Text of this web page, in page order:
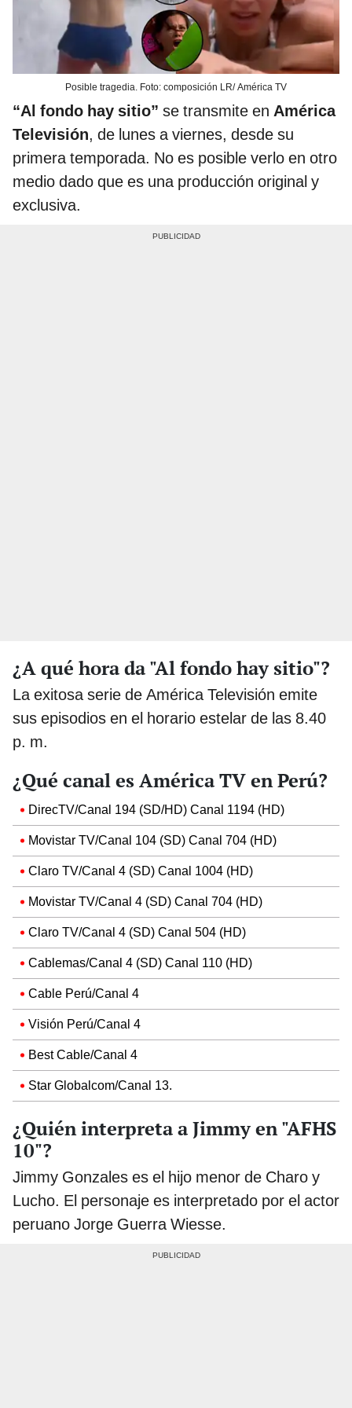
Posible tragedia. Foto: composición LR/ América TV
“Al fondo hay sitio” se transmite en América
Televisión, de lunes a viernes, desde su
primera temporada. No es posible verlo en otro
medio dado que es una producción original y
exclusiva.
¿A qué hora da "Al fondo hay sitio"?
La exitosa serie de América Televisión emite
sus episodios en el horario estelar de las 8.40
p. m.
¿Qué canal es América TV en Perú?
DirecTV/Canal 194 (SD/HD) Canal 1194 (HD)
Movistar TV/Canal 104 (SD) Canal 704 (HD)
Claro TV/Canal 4 (SD) Canal 1004 (HD)
Movistar TV/Canal 4 (SD) Canal 704 (HD)
Claro TV/Canal 4 (SD) Canal 504 (HD)
Cablemas/Canal 4 (SD) Canal 110 (HD)
Cable Perú/Canal 4
Visión Perú/Canal 4
Best Cable/Canal 4
Star Globalcom/Canal 13.
¿Quién interpreta a Jimmy en "AFHS
10"?
Jimmy Gonzales es el hijo menor de Charo y
Lucho. El personaje es interpretado por el actor
peruano Jorge Guerra Wiesse.